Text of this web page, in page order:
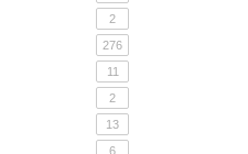
2
276
11
2
13
6